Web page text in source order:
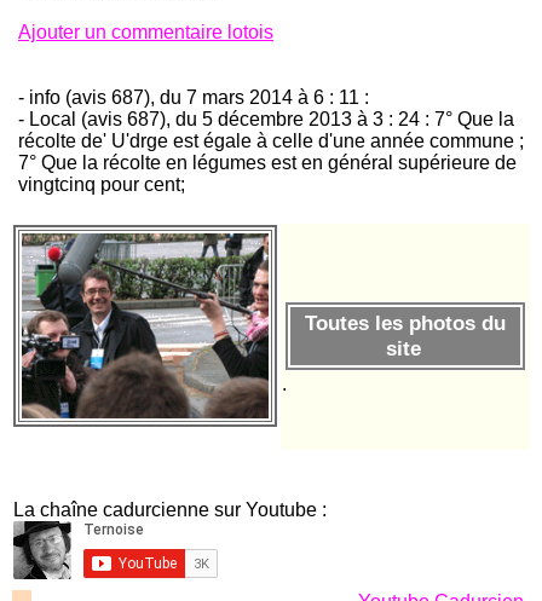
Ajouter un commentaire lotois
- info (avis 687), du 7 mars 2014 à 6 : 11 :
- Local (avis 687), du 5 décembre 2013 à 3 : 24 : 7° Que la
récolte de' U'drge est égale à celle d'une année commune ;
7° Que la récolte en légumes est en général supérieure de
vingtcinq pour cent;
Toutes les photos du
site
.
La chaîne cadurcienne sur Youtube :